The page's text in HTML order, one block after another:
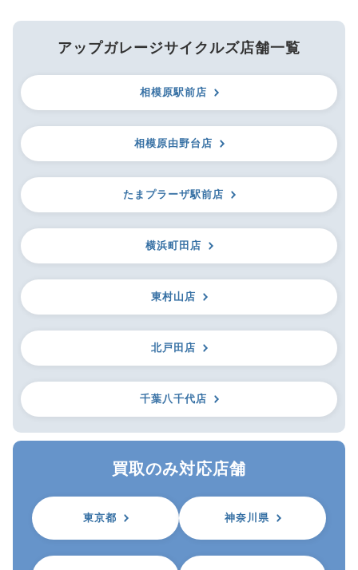
アップガレージサイクルズ店舗一覧
相模原駅前店
相模原由野台店
たまプラーザ駅前店
横浜町田店
東村山店
北戸田店
千葉八千代店
買取のみ対応店舗
東京都 神奈川県